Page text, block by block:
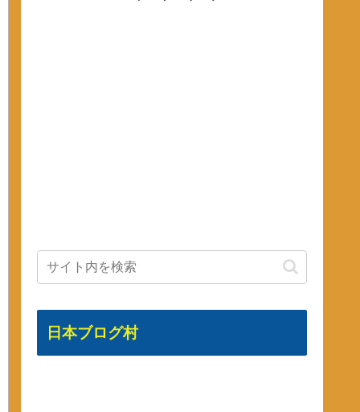
日本ブログ村